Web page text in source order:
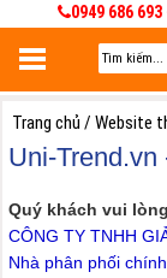
0949 686
Đăng nhập để lưu
hàng
Trang chủ / Website
Uni-
Quý khách vui
CÔNG TY TNHH
Nhà phân phối